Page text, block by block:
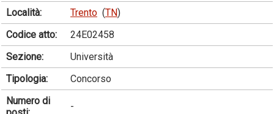
Località:
Trento (TN)
Codice atto:
24E02458
Sezione:
Università
Tipologia:
Concorso
Numero di
-